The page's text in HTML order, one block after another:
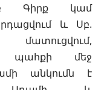
Գիրք կամ
և Սբ.
պահքի մեջ
անկումն է